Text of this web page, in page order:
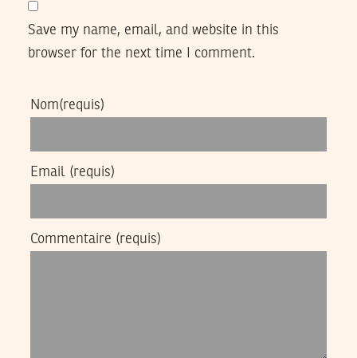
Save my name, email, and website in this
browser for the next time I comment.
Nom(requis)
Email (requis)
Commentaire (requis)